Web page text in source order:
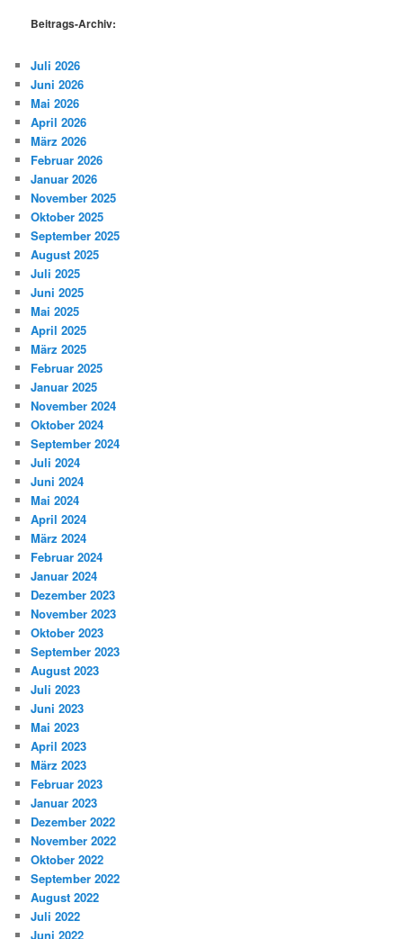
Beitrags-Archiv:
Juli 2026
Juni 2026
Mai 2026
April 2026
März 2026
Februar 2026
Januar 2026
November 2025
Oktober 2025
September 2025
August 2025
Juli 2025
Juni 2025
Mai 2025
April 2025
März 2025
Februar 2025
Januar 2025
November 2024
Oktober 2024
September 2024
Juli 2024
Juni 2024
Mai 2024
April 2024
März 2024
Februar 2024
Januar 2024
Dezember 2023
November 2023
Oktober 2023
September 2023
August 2023
Juli 2023
Juni 2023
Mai 2023
April 2023
März 2023
Februar 2023
Januar 2023
Dezember 2022
November 2022
Oktober 2022
September 2022
August 2022
Juli 2022
Juni 2022